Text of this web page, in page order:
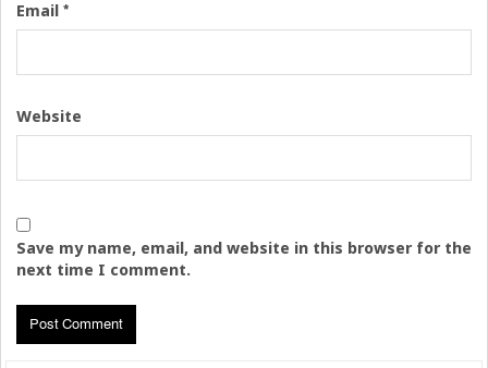
Email *
Website
Save my name, email, and website in this browser for the
next time I comment.